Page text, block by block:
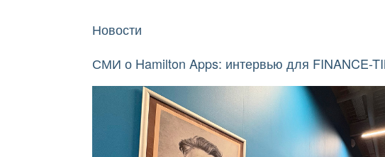
Новости
СМИ о Hamilton Apps: интервью для FINANCE-